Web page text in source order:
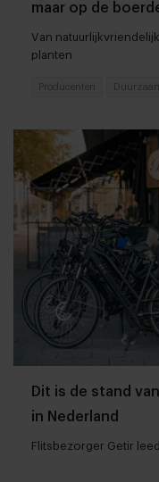
maar op de
Van
planten
Producenten
Dit is de stand
in Nederland
Flitsbezorger Getir